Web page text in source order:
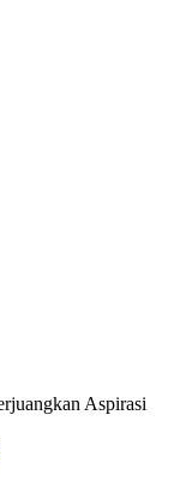
Aspirasi